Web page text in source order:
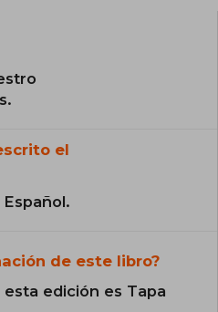
el
de este libro?
edición es Tapa